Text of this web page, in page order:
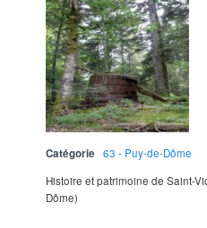
Catégorie
63 - Puy-de-Dôme
Histoire et patrimoine de Saint-
Dôme)